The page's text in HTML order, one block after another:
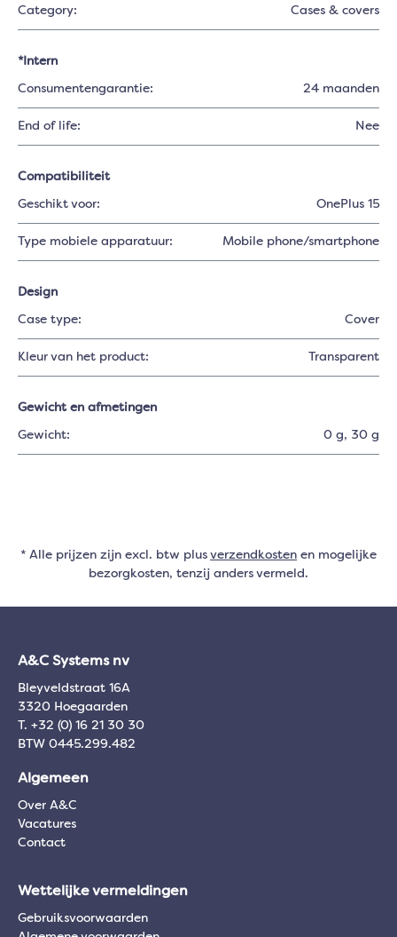
Category: Cases & covers
*Intern
Consumentengarantie: 24 maanden
End of life: Nee
Compatibiliteit
Geschikt voor: OnePlus 15
Type mobiele apparatuur: Mobile phone/smartphone
Design
Case type: Cover
Kleur van het product: Transparent
Gewicht en afmetingen
Gewicht: 0 g, 30 g
* Alle prijzen zijn excl. btw plus verzendkosten en mogelijke
bezorgkosten, tenzij anders vermeld.
A&C Systems nv
Bleyveldstraat 16A
3320 Hoegaarden
T. +32 (0) 16 21 30 30
BTW 0445.299.482
Algemeen
Over A&C
Vacatures
Contact
Wettelijke vermeldingen
Gebruiksvoorwaarden